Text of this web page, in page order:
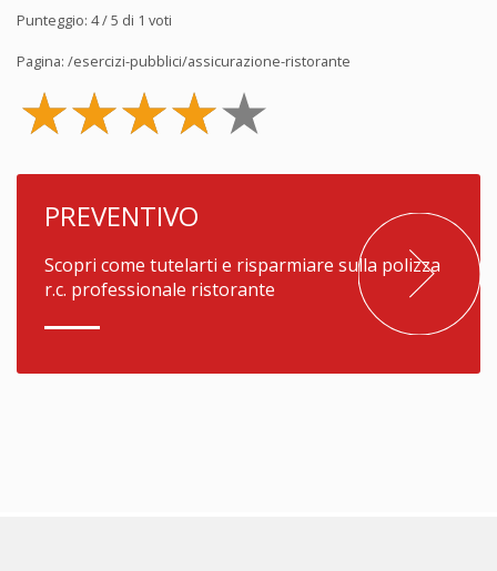
Punteggio: 4/ 5 di 1 voti
Pagina: /esercizi-pubblici/assicurazione-ristorante
PREVENTIVO
Scopri come tutelarti e risparmiare sulla polizza
r.c. professionale ristorante